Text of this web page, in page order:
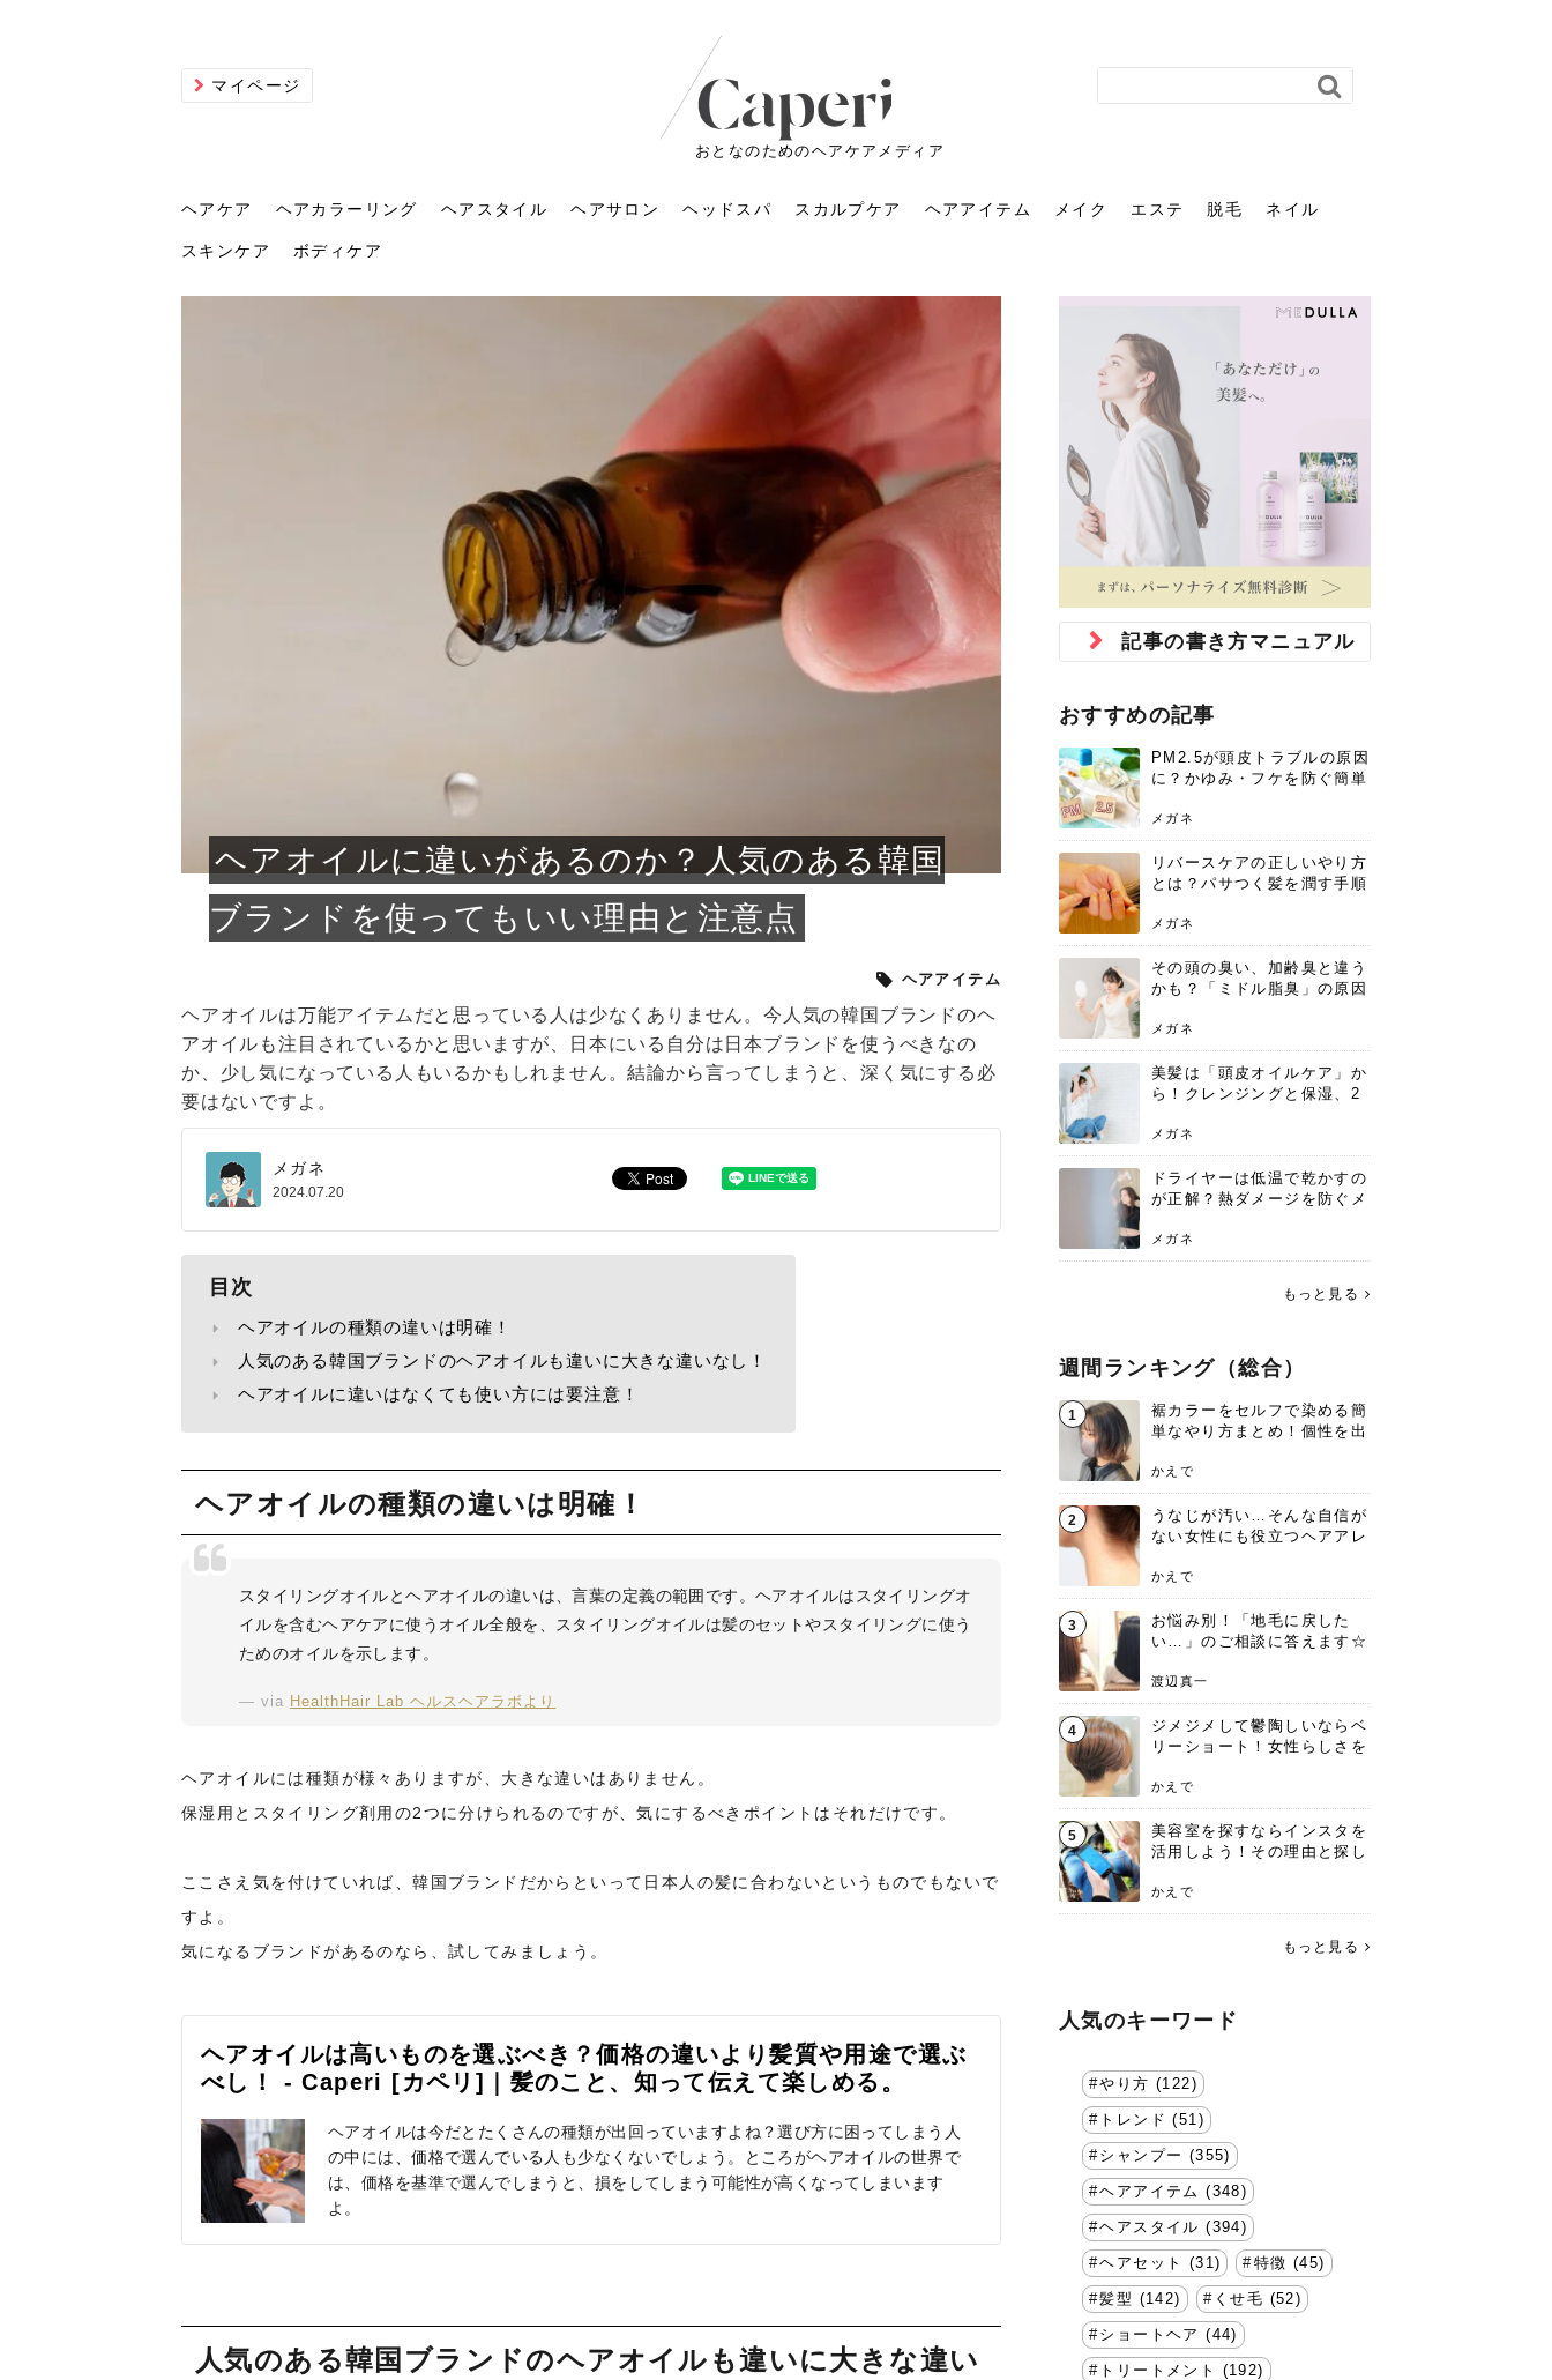
マイページ
おとなのためのヘアケアメディア
ヘアケア
トリートメントの付け方で
仕上がりが変わる｜効かな
い原因...
トリートメントの付け方で仕上がりは
大きく変わります。今回は、毛先中心
の塗り...
メガネ
朝の5分が変わる！寝癖がつ
かない予防方法と時短寝癖
直し...
新生活シーズン、朝の身支度を少しで
も短くしたい人は多いはず。じつは寝
癖は、...
かえで
花粉で髪がパサパサするの
はなぜ？原因と落とし方・
防ぎ方を紹介
花粉の季節になると、髪がパサつく、
広がる、手触りが悪いと感じた経験は
ありま...
さくら
もっと見る
ヘアカラーリング
髪のくすみが気になる人
へ！2026春トレンドの明る
めく...
2026春のトレンドカラーは明るめのく
すみカラーです。ただし、髪がすでに
く...
さくら
ツヤと透明感で垢抜ける！
自然なヘアカラーで作る
「きれい...
職場で浮かない落ち着いたトーンにし
たいけれど、どこか垢抜けた印象にし
たいと...
さくら
肌に合う髪色、どう見つけ
る？「イエベ」「ブルベ」
診断と...
美容室で素敵なヘアカラーに染めても
らったのに、家に帰って鏡を見たら、
「なん...
かえで
もっと見る
ヘアスタイル
2026年のショートウルフ最
新トレンドとは？ナチュラ
ル...
2026年のショートウルフは、ナチュラ
ルでエアリーな仕上がりが今っぽい正
解...
かえで
ルーズウェーブとは？2026
年の注目スタイルと長さ別
2026年はレイヤーカットを使った髪型
のトレンドと重なり、ルーズウェーブ
ヘ...
かえで
40代のパーマがダレる原因
とは？自宅でできる復活術
と長...
パーマをかけたばかりなのに、もうカ
ールがダレてしまったと感じている方
はいな...
メガネ
もっと見る
ヘアサロン
美容室に行くのが恥ずかし
い？髪質の変化に気づいた
時こそ...
しばらく美容室に行けていないし、そ
ろそろ髪型を変えて気分転換したいと
思って...
メガネ
お気に入りのお店が倒産し
た後の美容室の探し方！失
敗しに...
美容室を倒産する数が増えているとい
うニュースがありました。もともと美
容室の...
かえで
前髪を薄くするための美容
院の頼み方とは？失敗しな
いため...
前髪は薄くしたほうが今風でおしゃれ
だと思っている人は、前髪を早く変え
たいと...
かえで
もっと見る
ヘッドスパ
ヘッドスパの落とし穴！知
らないと損する真実
ヘッドスパは、頭皮の汚れを落として
血行を促進し、リラックス効果や美髪
効果が...
さろめ
頭皮を刺激してお顔のリフ
トアップ♪毎日こつこつカン
タン小顔☆
毎日のちょっとした習慣で小顔は作れ
る！頭のこりをほぐしてフェイスライ
ンのリ...
chicca
ヘッドスパで頭皮をケアし
よう！ヘッドスパの効果と
おすすめの人
普段目に見えない頭皮ですが、何のケ
アもせずに放っておくとダメージが蓄
積して...
yukarin
もっと見る
スカルプケア
髪を育てるには？毎日の洗
い方と生活習慣を見直す基
本ケア
髪をきれいに育てるには高価なアイテ
ムを増やす前に、洗い方や乾かし方、
頭皮の...
さくら
頭皮マッサージで目がぱっ
ちりする理由は？具体的な
やり方...
目元の印象を左右するのは目そのもの
ではなく、頭皮の状態かもしれませ
ん。以下...
メガネ
ストレスで髪の毛はどう変
わる？抜け毛・パサつきの
原因と...
最近、髪のツヤがなくなったという方
や、抜け毛が増えたと悩んでいる方
は、スト...
さくら
もっと見る
ヘアアイテム
発酵エキスシャンプーって
何がいいの？無印良品など
のシャ...
スキンケアで人気の発酵成分が、シャ
ンプーにも広がっています。無印良品
などの...
さくら
アイロンが苦手でも大丈
夫！ブラッシング感覚で使
えるヘア...
ヘアアイロンを使うのが苦手、火傷が
怖いと感じている方はいないでしょう
か？そ...
さくら
40代の髪を悩みに最適！韓
国発「ダリーフ」でヘアセ
ット...
韓国コスメを使うのは若い子だけだと
思っていないでしょうか？ダリーフの
グラム...
さくら
もっと見る
メイク
ミニマリストのメイク術｜
少ないアイテムで「自分ら
しい美...
「たくさんのコスメを持っているの
に、実際に使っているのはいつも同じ
ものばか...
あおい
V3ファンデーションは危な
い？針の仕組み・全4種比
較・...
メイクをしている時間も、スキンケア
の時間に変えるという発想から生まれ
たのが...
あかり
「おしゃれ」と「身だしな
み」は違う。相手に信頼感
を与え...
新しい環境に臨むとき、多くの人が意
識するのが「身だしなみ」です。特に
メイク...
さな
もっと見る
エステ
針で小顔を目指す！美容鍼
の効果と後悔しない選び方
のポイント
フェイスラインをすっきりさせたいと
いうお悩みを抱えている方はいないで
しょう...
あかり
リンパマッサージと経絡マ
ッサージの違いとは？効果
と、自...
サロンのメニューを見ていると、「リ
ンパマッサージ」の他に「経絡マッサ
ージ」...
あかり
エステの勧誘が怖い人へ。
断ることは悪くない。自分
を守る...
「初回限定〇〇円！」そんなお得な体
験エステに行ってみたいけど、『押し
に弱い...
さな
もっと見る
脱毛
化粧ノリが変わる「顔脱
毛」。4つのメリットと、始
める前...
顔の産毛をカミソリで剃って、毛抜き
で抜くなど、日々の自己処理を手間に
感じて...
あおい
子供の脱毛、日焼け肌はN
G？親子で学ぶ、安心・安全
なエ...
「ムダ毛が気になる」とお子さんが悩
んでいる姿を見て、エステ脱毛を検討
し始め...
あおい
「今さら」なんて言わせな
い。40代のVIO・顔脱毛、
賢...
40代になって、ふと自分のムダ毛のこ
とが気になり始めたけど、「今から脱
毛を...
さな
もっと見る
ネイル
2026年運気アップネイルガ
イドを公開！幸運を呼ぶ色
と...
最近、なんとなく運気が停滞している
気がすると悩んでいないでしょうか？
じつは...
あおい
そのネイル、本当に似合っ
てる？指先をきれいに見え
るのは...
SNSや雑誌で見かけた素敵なネイルデ
ザインを、いざ自分の爪に試してみた
ら、...
さな
オフィスネイルでも「キラ
キラ」はOK？派手に見えな
い上...
仕事中も、ふとした瞬間に自分の指先
を見て、気分が上がるという心ときめ
く「キ...
あおい
もっと見る
スキンケア
急に小じわが増えた？原因
と種類の見分け方＆自宅で
できる...
ふと鏡を見て、急に小じわが増えたと
落ち込んでいないでしょうか？じつは
その原...
あおい
ルルルン ハイドラのどれが
良い？その違いは？PDRN
や...
ルルルン ハイドラシリーズを使いたい
けれど、種類が多くてどれを選べばい
いか...
ジュベルック スキンの効果
とは？毛穴・ニキビ跡への
変化...
ニキビ跡の凸凹をどうにかしたいと、
肌の質感でお悩みではないでしょう
か？肌に...
ボディケア
人の手ならではの痩身効
果。オールハンドエステの
魅力と、...
痩身エステと一言で言っても、最新の
機器を使ったものから、昔ながらの手
技によ...
あかり
その医療ダイエット、後悔
しませんか？失敗する人の
共通点...
医師の管理のもと、科学的根拠に基づ
いて行う「医療ダイエット」は、自己
流のダ...
本気の痩身と体質改善に。
アーユルヴェーダに基づく
「イン...
自己流のダイエットではなかなか落ち
ない、頑固な脂肪やセルライトを、本
気で体...
ヘアオイルに違いがあるのか？人気のある韓国
ブランドを使ってもいい理由と注意点
ヘアアイテム
ヘアオイルは万能アイテムだと思っている人は少なくありません。今人気の韓国ブランドのヘ
アオイルも注目されているかと思いますが、日本にいる自分は日本ブランドを使うべきなの
か、少し気になっている人もいるかもしれません。結論から言ってしまうと、深く気にする必
要はないですよ。
メガネ
2024.07.20
目次
ヘアオイルの種類の違いは明確！
人気のある韓国ブランドのヘアオイルも違いに大きな違いなし！
ヘアオイルに違いはなくても使い方には要注意！
ヘアオイルの種類の違いは明確！
スタイリングオイルとヘアオイルの違いは、言葉の定義の範囲です。ヘアオイルはスタイリングオ
イルを含むヘアケアに使うオイル全般を、スタイリングオイルは髪のセットやスタイリングに使う
ためのオイルを示します。
via HealthHair Lab ヘルスヘアラボより
ヘアオイルには種類が様々ありますが、大きな違いはありません。
保湿用とスタイリング剤用の2つに分けられるのですが、気にするべきポイントはそれだけです。
ここさえ気を付けていれば、韓国ブランドだからといって日本人の髪に合わないというものでもないで
すよ。
気になるブランドがあるのなら、試してみましょう。
ヘアオイルは高いものを選ぶべき？価格の違いより髪質や用途で選ぶ
べし！ - Caperi [カペリ]｜髪のこと、知って伝えて楽しめる。
ヘアオイルは今だとたくさんの種類が出回っていますよね？選び方に困ってしまう人
の中には、価格で選んでいる人も少なくないでしょう。ところがヘアオイルの世界で
は、価格を基準で選んでしまうと、損をしてしまう可能性が高くなってしまいます
よ。
人気のある韓国ブランドのヘアオイルも違いに大きな違い
記事の書き方マニュアル
おすすめの記事
PM2.5が頭皮トラブルの原因
に？かゆみ・フケを防ぐ簡単
メガネ
リバースケアの正しいやり方
とは？パサつく髪を潤す手順
メガネ
その頭の臭い、加齢臭と違う
かも？「ミドル脂臭」の原因
術
メガネ
美髪は「頭皮オイルケア」か
ら！クレンジングと保湿、2
メガネ
ドライヤーは低温で乾かすの
が正解？熱ダメージを防ぐメ
メガネ
もっと見る
週間ランキング（総合）
1
裾カラーをセルフで染める簡
単なやり方まとめ！個性を出
かえで
2
うなじが汚い…そんな自信が
ない女性にも役立つヘアアレ
かえで
3
お悩み別！「地毛に戻した
い…」のご相談に答えます☆
渡辺真一
4
ジメジメして鬱陶しいならベ
リーショート！女性らしさを
かえで
5
美容室を探すならインスタを
活用しよう！その理由と探し
かえで
もっと見る
人気のキーワード
やり方 (122)
トレンド (51)
シャンプー (355)
ヘアアイテム (348)
ヘアスタイル (394)
ヘアセット (31) 特徴 (45)
髪型 (142) くせ毛 (52)
ショートヘア (44)
トリートメント (192)